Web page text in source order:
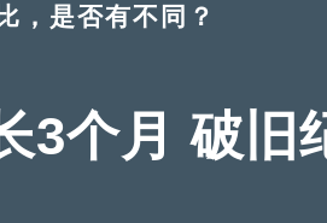
，是否有不同？
3个月 破旧